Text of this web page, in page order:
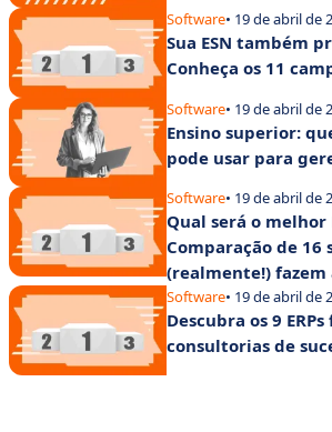
Software• 19 de abril de
Sua ESN também
Conheça os 11
Software• 19 de abril de
Ensino superior:
pode usar para
Software• 19 de abril de
Qual será o melhor
Comparação de 16
(realmente!) fazem
Software• 19 de abril de
Descubra os 9
consultorias de